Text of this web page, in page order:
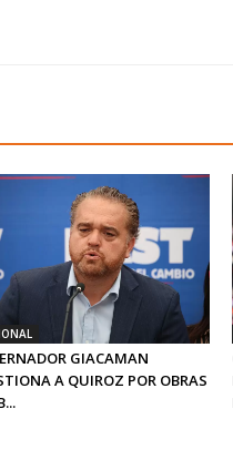
GIACAMAN
A QUIROZ POR OBRAS